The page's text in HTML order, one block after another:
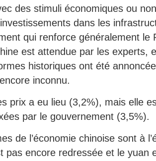
des stimuli économiques ou
dans les
qui renforce généralement le
est attendue par les experts,
historiques ont été
inconnu.
prix a eu lieu (3,2%), mais elle
par le gouvernement (3,5%).
de l’économie chinoise sont à
pas encore redressée et le yuan